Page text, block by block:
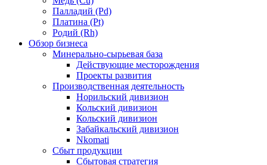
Палладий (Pd)
Платина (Pt)
Родий (Rh)
Обзор бизнеса
Минерально-сырьевая база
Действующие месторождения
Проекты развития
Производственная деятельность
Норильский дивизион
Кольский дивизион
Кольский дивизион
Забайкальский дивизион
Nkomati
Сбыт продукции
Сбытовая стратегия